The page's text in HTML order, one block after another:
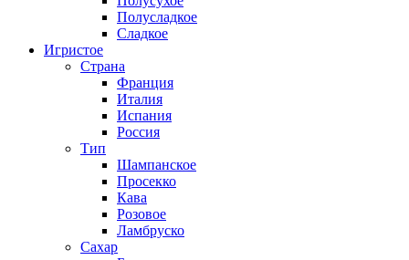
Полусладкое
Сладкое
Игристое
Страна
Франция
Италия
Испания
Россия
Тип
Шампанское
Просекко
Кава
Розовое
Ламбруско
Сахар